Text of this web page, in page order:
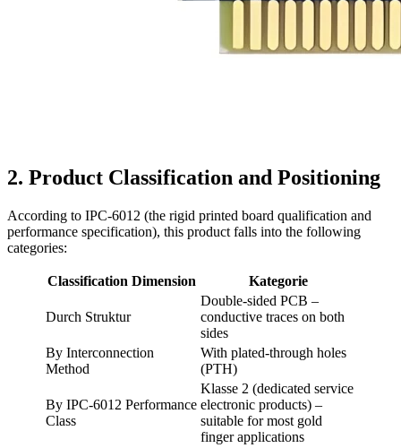
2. Product Classification and Positioning
According to IPC‑6012 (the rigid printed board qualification and
performance specification), this product falls into the following
categories:
Classification Dimension Kategorie
Durch Struktur
Double‑sided PCB –
conductive traces on both
sides
By Interconnection
Method
With plated‑through holes
(PTH)
By IPC‑6012 Performance
Class
Klasse 2 (dedicated service
electronic products) –
suitable for most gold
finger applications